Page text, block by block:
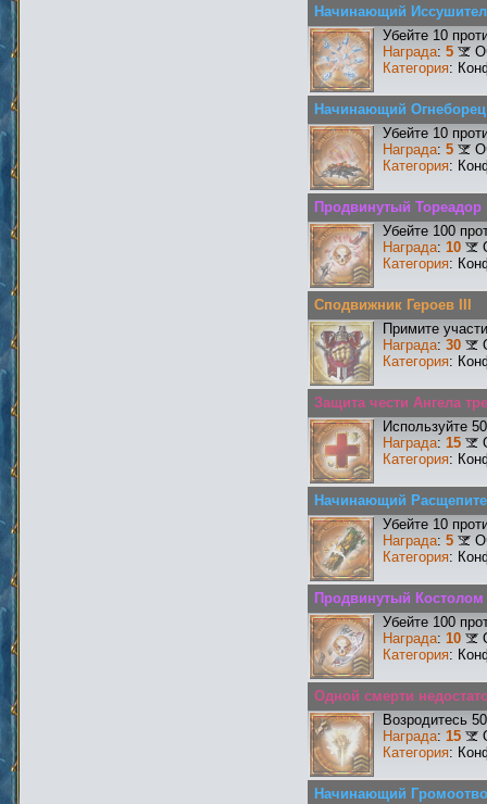
Начинающий
Убейте 10
Награда: 5
Категория:
Начинающий Огнеборец
Убейте 10
Награда: 5
Категория:
Продвинутый Тореадор
Убейте 100
Награда: 10
Категория:
Сподвижник Героев III
Примите
Награда: 30
Категория:
Защита чести Ангела
Используйте
Награда: 15
Категория:
Начинающий
Убейте 10
Награда: 5
Категория:
Продвинутый Костолом
Убейте 100
Награда: 10
Категория:
Одной смерти
Возродитесь
Награда: 15
Категория:
Начинающий